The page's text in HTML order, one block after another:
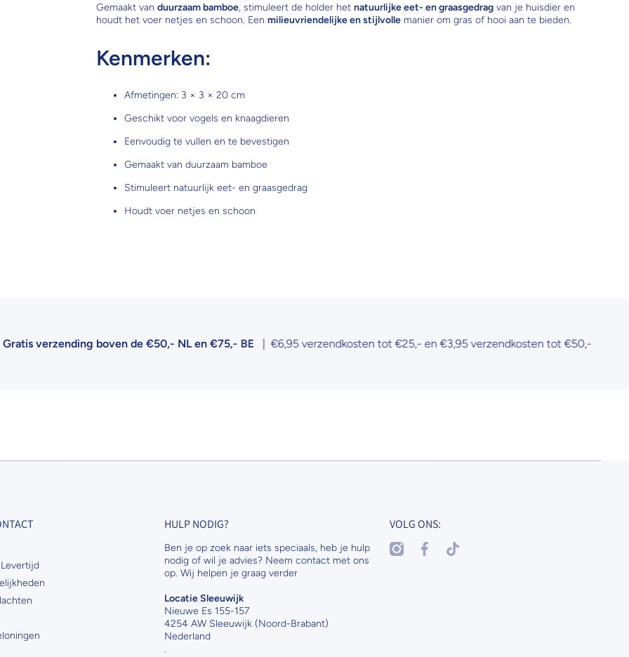
Gemaakt van duurzaam bamboe, stimuleert de holder het natuurlijke eet- en graasgedragvan je huisdier en
houdt het voer netjes en schoon. Een milieuvriendelijke en stijlvollemanier om gras of hooi aan te bieden.
Kenmerken:
Afmetingen: 3 × 3 × 20 cm
Geschikt voor vogels en knaagdieren
Eenvoudig te vullen en te bevestigen
Gemaakt van duurzaam bamboe
Stimuleert natuurlijk eet- en graasgedrag
Houdt voer netjes en schoon
boven de €50,- NL en €75,- BE| €6,95 verzendkosten tot €25,- en €3,95 verzendkosten tot €50,-
HULP NODIG?
Ben je op zoek naar iets speciaals, heb je hulp
nodig of wil je advies? Neem contact met ons
op. Wij helpen je graag verder
Locatie Sleeuwijk
Nieuwe Es 155-157
4254 AW Sleeuwijk (Noord-Brabant)
Nederland
.
VOLG ONS:
instagramcom/nenaspetsandhorses
facebookcom/nenasdogscats
tiktokcom/@nenaspetsnl